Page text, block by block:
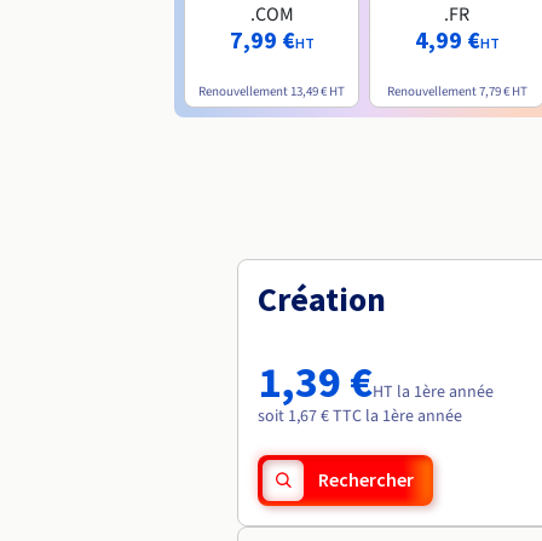
.COM
7,99 €HT
Renouvellement 13,49 € HT
.FR
4,99 €HT
Renouvellement7,79 € HT
Création
1,39 €HT la 1ère année
soit 1,67 € TTC la 1ère année
Rechercher